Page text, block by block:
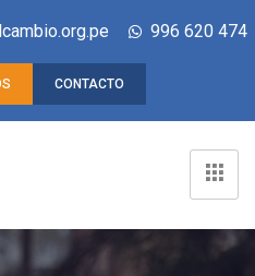
996 620 474
CONTACTO